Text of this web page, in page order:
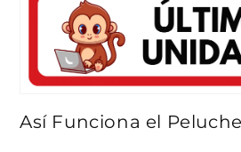
Así Funciona el